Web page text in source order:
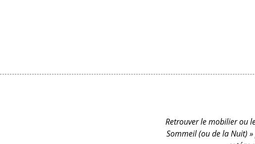
Retrouver le mobilier ou
Sommeil (ou de la Nuit)